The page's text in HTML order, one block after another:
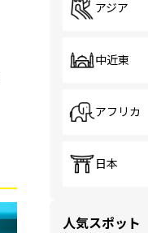
アジア
中近東
アフリカ
日本
人気スポット